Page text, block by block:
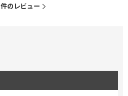
件のレビュー